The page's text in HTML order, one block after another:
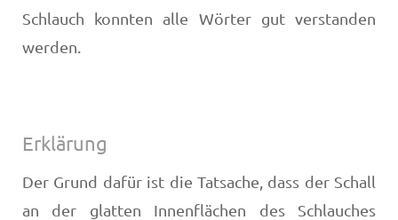
Schlauch konnten alle Wörter gut verstanden
werden.
Erklärung
Der Grund dafür ist die Tatsache, dass der Schall
an der glatten Innenflächen des Schlauches